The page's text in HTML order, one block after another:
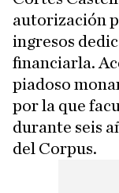
autorización
ingresos
financiarla.
piadoso
por la que
durante seis
del Corpus.